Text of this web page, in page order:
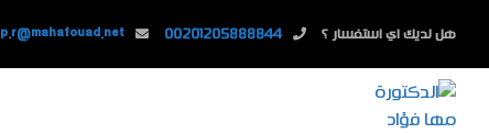
هل لديك اي استفسار ؟ 00201205888844
p.r@mahafouad.net